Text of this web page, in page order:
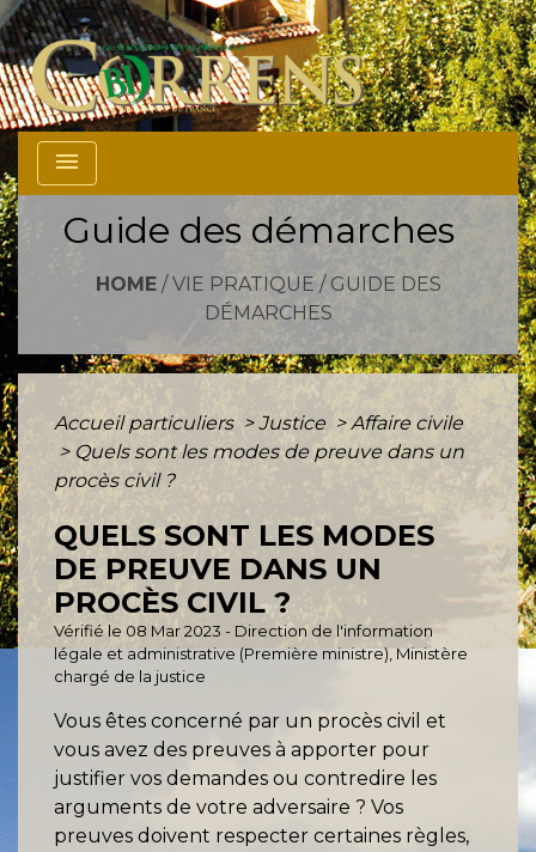
menu
Guide des démarches
HOME/ VIE PRATIQUE / GUIDE DES
DÉMARCHES
Accueil particuliers > Justice > Affaire civile
> Quels sont les modes de preuve dans un
procès civil ?
QUELS SONT LES MODES
DE PREUVE DANS UN
PROCÈS CIVIL ?
Vérifié le 08 Mar 2023 - Direction de l'information
légale et administrative (Première ministre), Ministère
chargé de la justice
Vous êtes concerné par un procès civil et
vous avez des preuves à apporter pour
justifier vos demandes ou contredire les
arguments de votre adversaire ? Vos
preuves doivent respecter certaines règles,